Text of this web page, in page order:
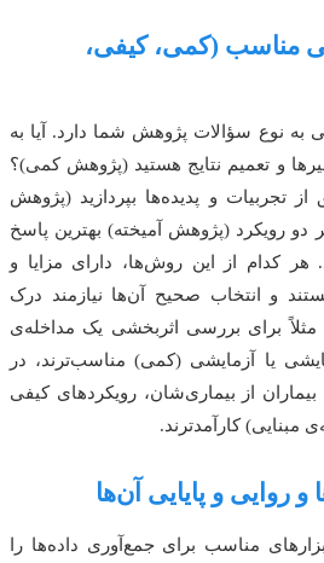
مناسب (کمی، کیفی،
نوع سؤالات پژوهش شما دارد. آیا به
و تعمیم نتایج هستید (پژوهش کمی)؟
تجربیات و پدیده‌ها بپردازید (پژوهش
دو رویکرد (پژوهش آمیخته) بهترین پاسخ
کدام از این روش‌ها، دارای مزایا و
و انتخاب صحیح آن‌ها نیازمند درک
برای بررسی اثربخشی یک مداخله‌ی
یا آزمایشی (کمی) مناسب‌ترند، در
از بیماری‌شان، رویکردهای کیفی
مبنایی) کارآمدترند.
و روایی و پایایی آن‌ها
مناسب برای جمع‌آوری داده‌ها را